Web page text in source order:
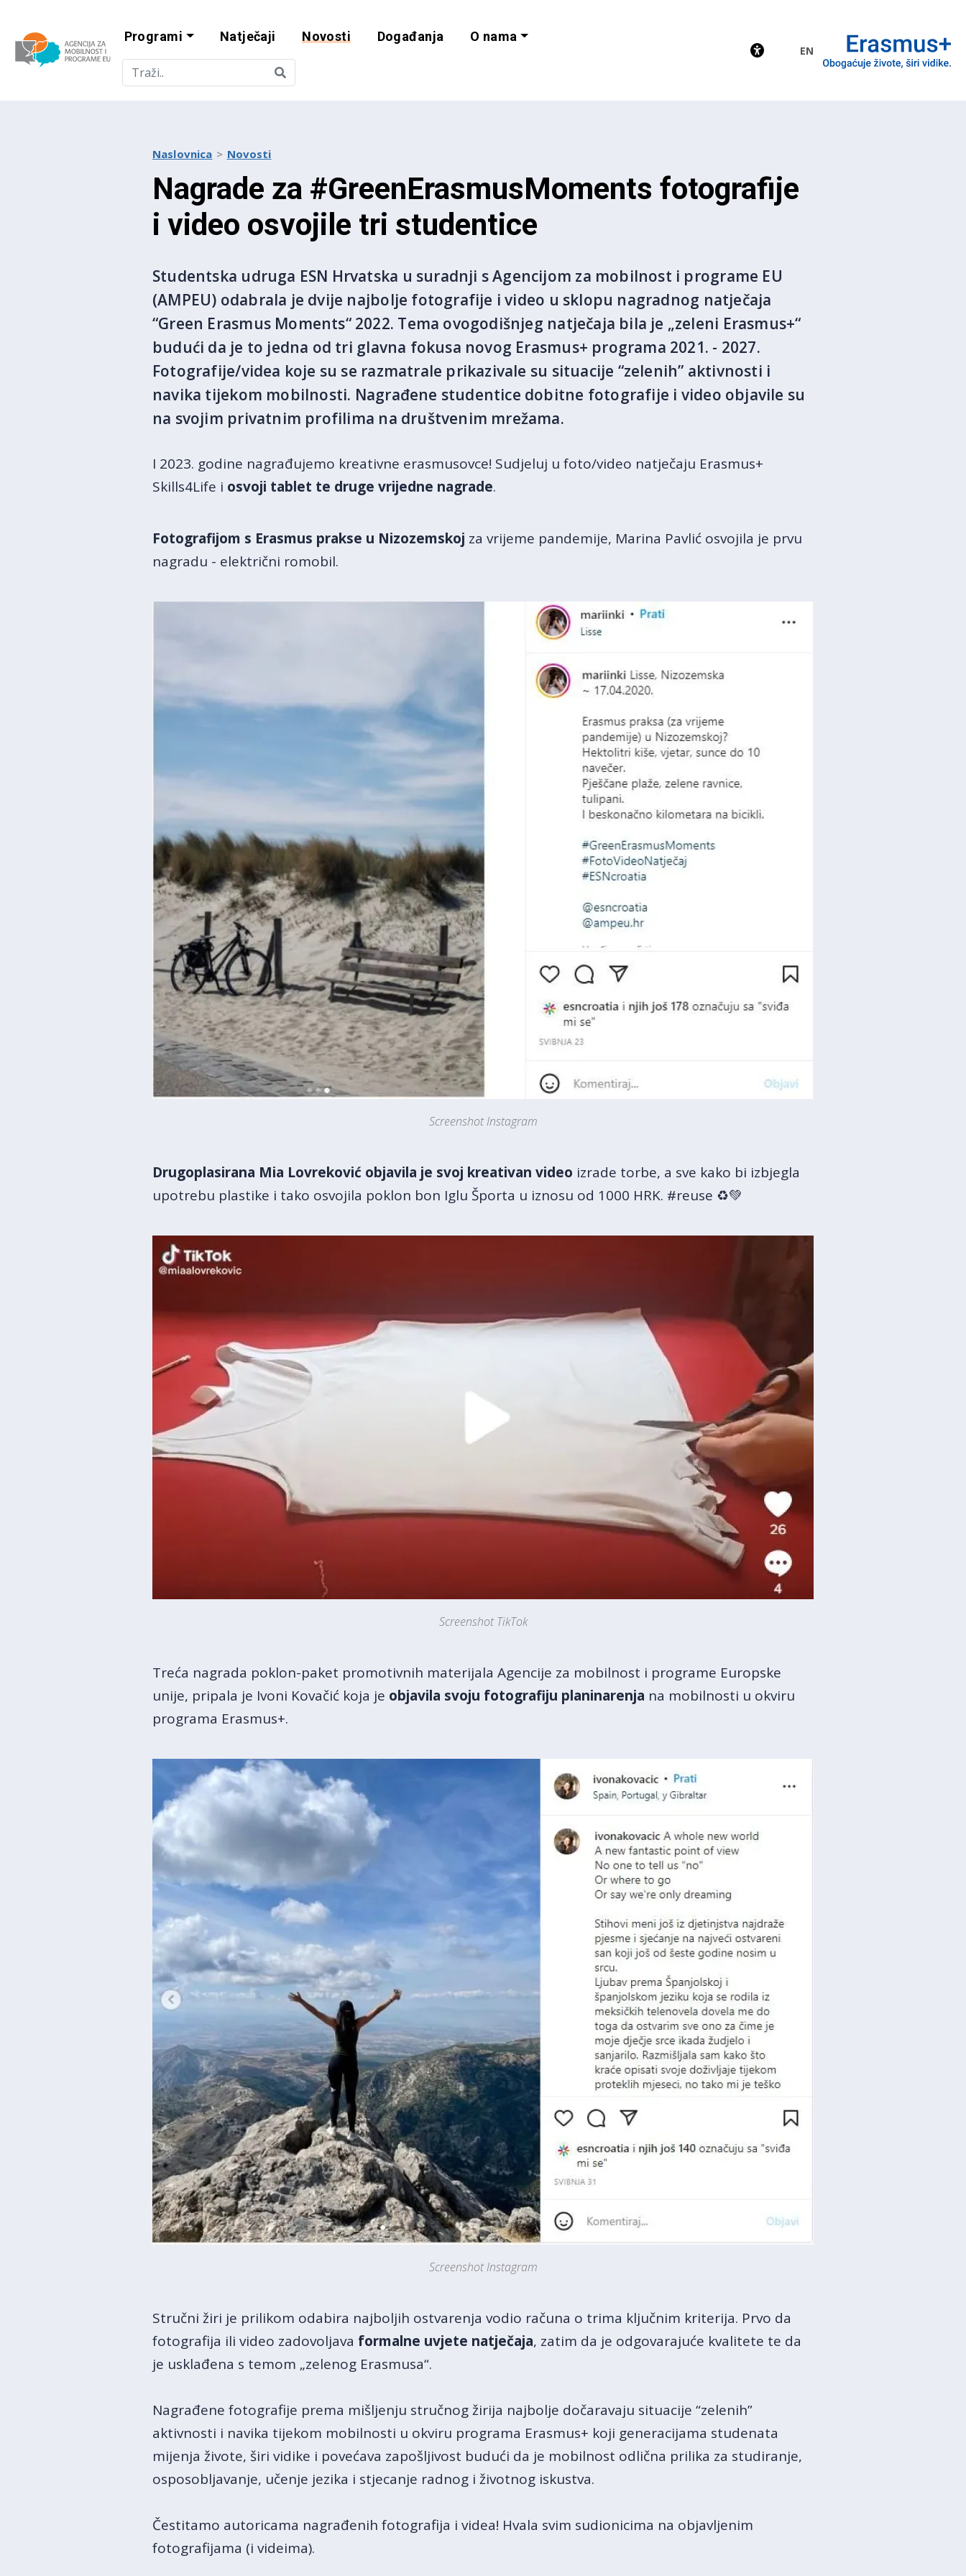
Agencija za mobilnost i programe EU
Programi Natječaji Novosti Događanja O nama
EN
Naslovnica Novosti
Nagrade za #GreenErasmusMoments fotografije
i video osvojile tri studentice
Studentska udruga ESN Hrvatska u suradnji s Agencijom za mobilnost i programe EU
(AMPEU) odabrala je dvije najbolje fotografije i video u sklopu nagradnog natječaja
“Green Erasmus Moments“ 2022. Tema ovogodišnjeg natječaja bila je „zeleni Erasmus+“
budući da je to jedna od tri glavna fokusa novog Erasmus+ programa 2021. - 2027.
Fotografije/videa koje su se razmatrale prikazivale su situacije “zelenih” aktivnosti i
navika tijekom mobilnosti. Nagrađene studentice dobitne fotografije i video objavile su
na svojim privatnim profilima na društvenim mrežama.
I 2023. godine nagrađujemo kreativne erasmusovce! Sudjeluj u foto/video natječaju Erasmus+
Skills4Life i osvoji tablet te druge vrijedne nagrade.
Fotografijom s Erasmus prakse u Nizozemskoj za vrijeme pandemije, Marina Pavlić osvojila je prvu
nagradu - električni romobil.
Screenshot Instagram
Drugoplasirana Mia Lovreković objavila je svoj kreativan video izrade torbe, a sve kako bi izbjegla
upotrebu plastike i tako osvojila poklon bon Iglu Športa u iznosu od 1000 HRK. #reuse ♻️💚
Screenshot TikTok
Treća nagrada poklon-paket promotivnih materijala Agencije za mobilnost i programe Europske
unije, pripala je Ivoni Kovačić koja je objavila svoju fotografiju planinarenja na mobilnosti u okviru
programa Erasmus+.
Screenshot Instagram
Stručni žiri je prilikom odabira najboljih ostvarenja vodio računa o trima ključnim kriterija. Prvo da
fotografija ili video zadovoljava formalne uvjete natječaja, zatim da je odgovarajuće kvalitete te da
je usklađena s temom „zelenog Erasmusa“.
Nagrađene fotografije prema mišljenju stručnog žirija najbolje dočaravaju situacije “zelenih”
aktivnosti i navika tijekom mobilnosti u okviru programa Erasmus+ koji generacijama studenata
mijenja živote, širi vidike i povećava zapošljivost budući da je mobilnost odlična prilika za studiranje,
osposobljavanje, učenje jezika i stjecanje radnog i životnog iskustva.
Čestitamo autoricama nagrađenih fotografija i videa! Hvala svim sudionicima na objavljenim
fotografijama (i videima).